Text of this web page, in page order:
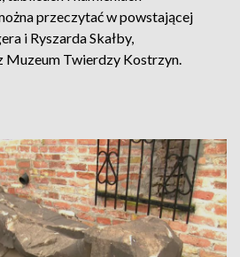
przeczytać w powstającej
i Ryszarda Skałby,
Twierdzy Kostrzyn.